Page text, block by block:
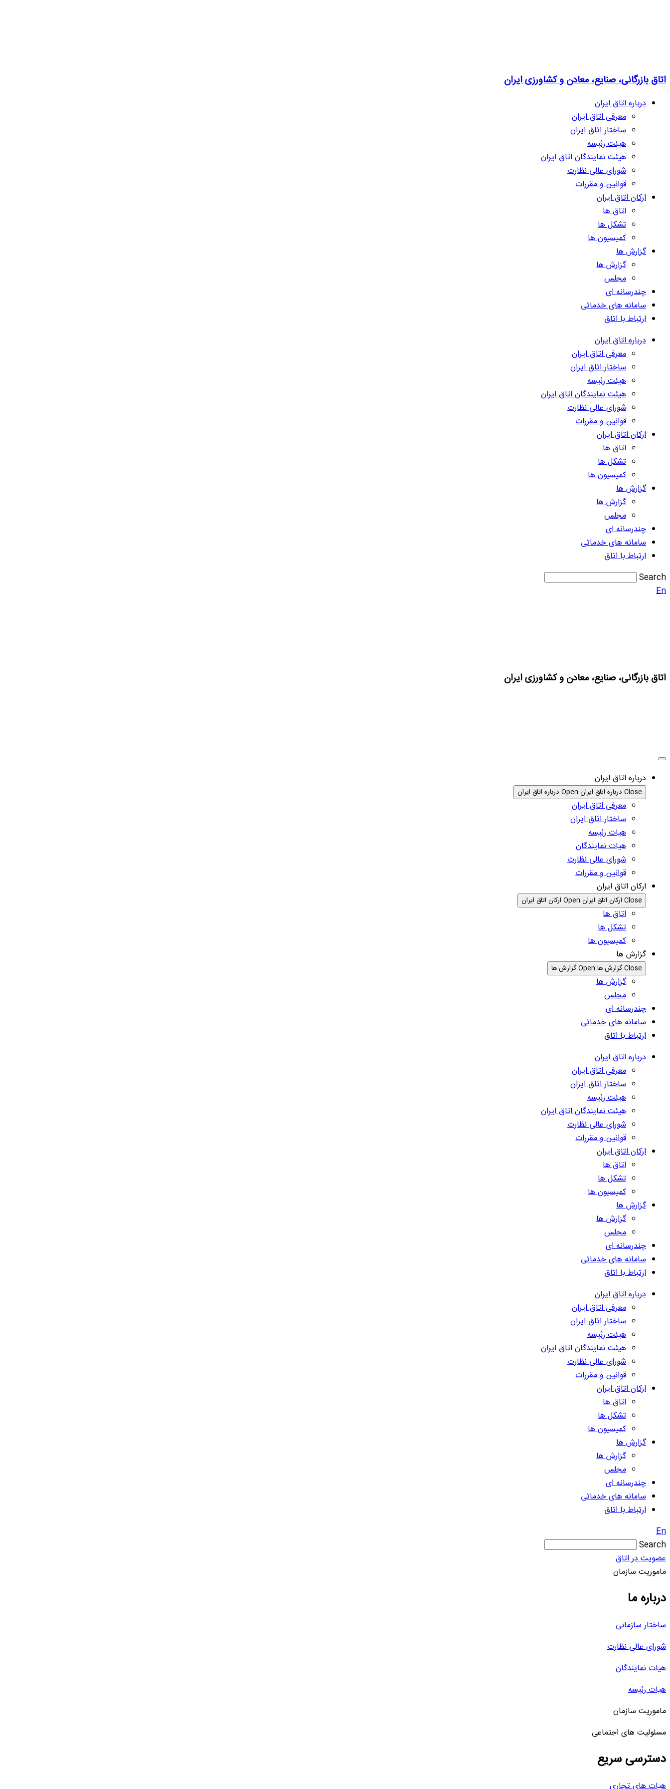
اتاق بازرگانی، صنایع، معادن و کشاورزی ایران
درباره اتاق ایران
معرفی اتاق ایران
ساختار اتاق ایران
هیئت رئیسه
هیئت نمایندگان اتاق ایران
شورای عالی نظارت
قوانین و مقررات
ارکان اتاق ایران
اتاق ها
تشکل ها
کمیسیون ها
گزارش ها
گزارش ها
مجلس
چندرسانه ای
سامانه های خدماتی
ارتباط با اتاق
درباره اتاق ایران
معرفی اتاق ایران
ساختار اتاق ایران
هیئت رئیسه
هیئت نمایندگان اتاق ایران
شورای عالی نظارت
قوانین و مقررات
ارکان اتاق ایران
اتاق ها
تشکل ها
کمیسیون ها
گزارش ها
گزارش ها
مجلس
چندرسانه ای
سامانه های خدماتی
ارتباط با اتاق
Search
En
اتاق بازرگانی، صنایع، معادن و کشاورزی ایران
درباره اتاق ایران
Close درباره اتاق ایران Open درباره اتاق ایران
معرفی اتاق ایران
ساختار اتاق ایران
هیات رئیسه
هیات نمایندگان
شورای عالی نظارت
قوانین و مقررات
ارکان اتاق ایران
Close ارکان اتاق ایران Open ارکان اتاق ایران
اتاق ها
تشکل ها
کمیسیون ها
گزارش ها
Close گزارش ها Open گزارش ها
گزارش ها
مجلس
چندرسانه ای
سامانه های خدماتی
ارتباط با اتاق
درباره اتاق ایران
معرفی اتاق ایران
ساختار اتاق ایران
هیئت رئیسه
هیئت نمایندگان اتاق ایران
شورای عالی نظارت
قوانین و مقررات
ارکان اتاق ایران
اتاق ها
تشکل ها
کمیسیون ها
گزارش ها
گزارش ها
مجلس
چندرسانه ای
سامانه های خدماتی
ارتباط با اتاق
درباره اتاق ایران
معرفی اتاق ایران
ساختار اتاق ایران
هیئت رئیسه
هیئت نمایندگان اتاق ایران
شورای عالی نظارت
قوانین و مقررات
ارکان اتاق ایران
اتاق ها
تشکل ها
کمیسیون ها
گزارش ها
گزارش ها
مجلس
چندرسانه ای
سامانه های خدماتی
ارتباط با اتاق
En
Search
عضویت در اتاق
ماموریت سازمان
درباره ما
ساختار سازمانی
شورای عالی نظارت
هیات نمایندگان
هیات رئیسه
ماموریت سازمان
مسئولیت های اجتماعی
دسترسی سریع
هیات های تجاری